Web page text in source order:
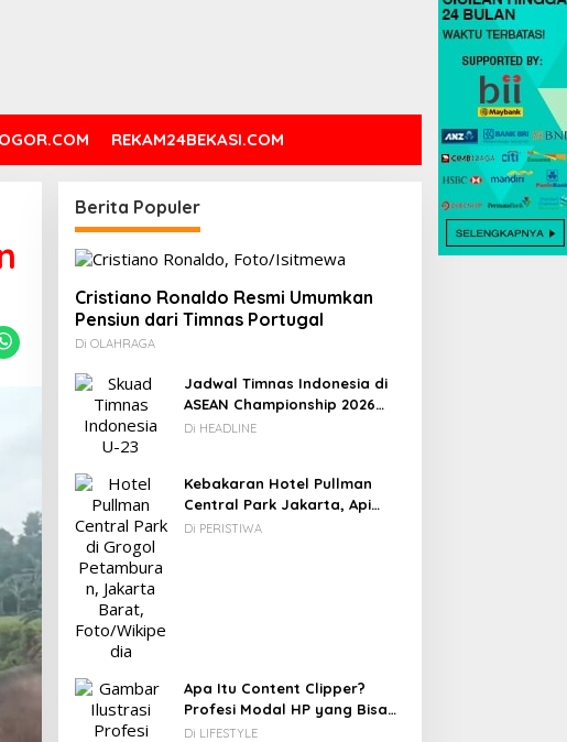
REKAM24BEKASI.COM
Berita Populer
Cristiano Ronaldo Resmi Umumkan
Pensiun dari Timnas Portugal
Di OLAHRAGA
Jadwal Timnas Indonesia di
ASEAN Championship 2026
Lengkap, Lawan Kamboja
Di HEADLINE
Kebakaran Hotel Pullman
Central Park Jakarta, Api
Berawal dari Gedung Parkir
Di PERISTIWA
Apa Itu Content Clipper?
Profesi Modal HP yang Bisa
Menghasilkan Puluhan Juta
Di LIFESTYLE